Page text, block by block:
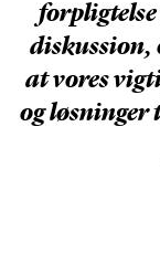
diskussion,
at vores
og løsninger